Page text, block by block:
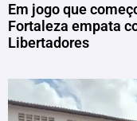
Em jogo que
Fortaleza empata
Libertadores